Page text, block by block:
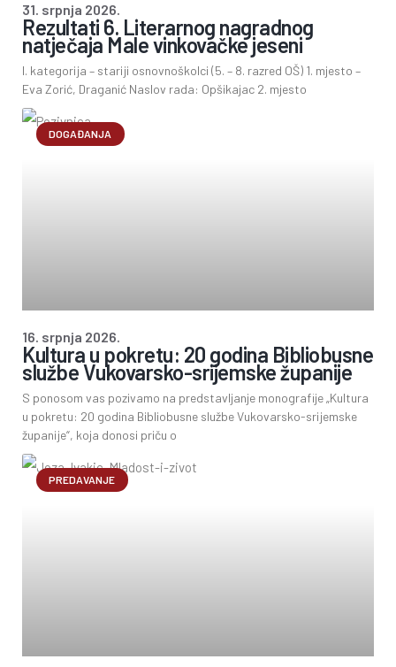
Rezultati 6. Literarnog nagradnog
natječaja Male vinkovačke jeseni
I. kategorija – stariji osnovnoškolci (5. – 8. razred OŠ) 1. mjesto –
Eva Zorić, Draganić Naslov rada: Opšikajac 2. mjesto
31. srpnja 2026.
DOGAĐANJA
Kultura u pokretu: 20 godina Bibliobusne
službe Vukovarsko-srijemske županije
S ponosom vas pozivamo na predstavljanje monografije „Kultura
u pokretu: 20 godina Bibliobusne službe Vukovarsko-srijemske
županije“, koja donosi priču o
16. srpnja 2026.
PREDAVANJE